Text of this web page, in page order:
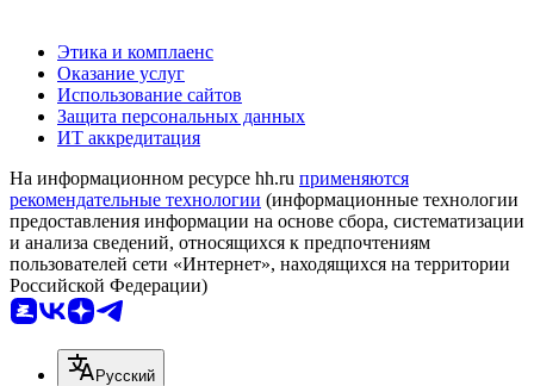
Этика и комплаенс
Оказание услуг
Использование сайтов
Защита персональных данных
ИТ аккредитация
На информационном ресурсе hh.ru применяются
рекомендательные технологии (информационные технологии
предоставления информации на основе сбора, систематизации
и анализа сведений, относящихся к предпочтениям
пользователей сети «Интернет», находящихся на территории
Российской Федерации)
Русский